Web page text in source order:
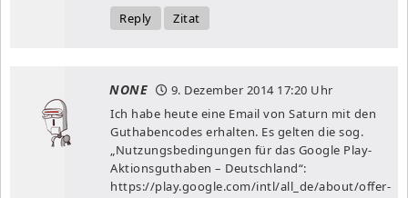
Reply Zitat
NONE 9. Dezember 201417:20 Uhr
Ich habe heute eine Email von Saturn mit den
Guthabencodes erhalten. Es gelten die sog.
„Nutzungsbedingungen für das Google Play-
Aktionsguthaben – Deutschland“:
https://play.google.com/intl/all_de/about/offer-